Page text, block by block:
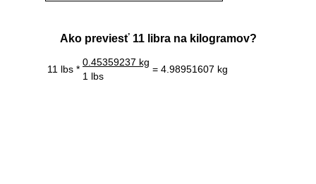
Ako previesť 11 libra na kilogramov?
11 lbs *
0.45359237 kg
= 4.98951607 kg
1 lbs